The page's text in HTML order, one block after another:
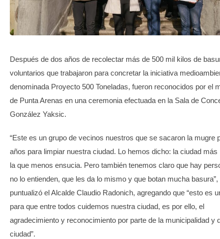
Después de dos años de recolectar más de 500 mil kilos de
voluntarios que trabajaron para concretar la iniciativa
denominada Proyecto 500 Toneladas, fueron reconocidos por el
de Punta Arenas en una ceremonia efectuada en la Sala de
González Yaksic.
“Este es un grupo de vecinos nuestros que se sacaron la mugre
años para limpiar nuestra ciudad. Lo hemos dicho: la ciudad más
la que menos ensucia. Pero también tenemos claro que hay
no lo entienden, que les da lo mismo y que botan mucha basura”,
puntualizó el Alcalde Claudio Radonich, agregando que “esto es
para que entre todos cuidemos nuestra ciudad, es por ello, el
agradecimiento y reconocimiento por parte de la municipalidad y
ciudad”.